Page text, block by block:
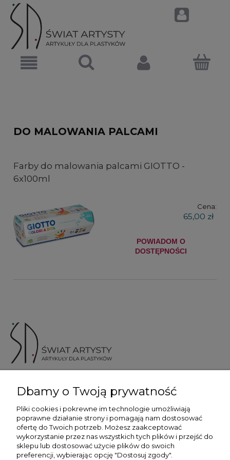
DO MALOWANIA PALCAMI
Farby do malowania palcami GIOTTO -
6x100ml
Cena:
65,00 zł
POWIADOM O
DOSTĘPNOŚCI
Więcej informacji
Dbamy o Twoją prywatność
Pliki cookies i pokrewne im technologie umożliwiają
poprawne działanie strony i pomagają nam dostosować
ofertę do Twoich potrzeb. Możesz zaakceptować
wykorzystanie przez nas wszystkich tych plików i przejść do
sklepu lub dostosować użycie plików do swoich
preferencji, wybierając opcję "Dostosuj zgody".